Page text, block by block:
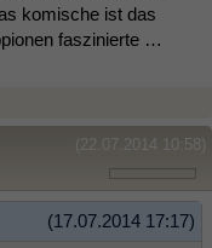
komische ist das
faszinierte …
(22.07.2014 10:58)
(17.07.2014 17:17)